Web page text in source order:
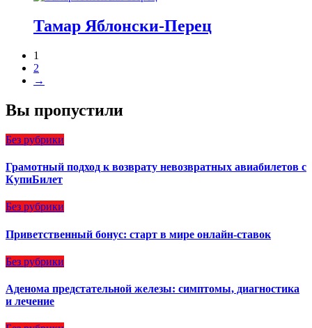
Тамар Яблонски-Перец
1
2
→
Вы пропустили
Без рубрики
Грамотный подход к возврату невозвратных авиабилетов с
КупиБилет
Без рубрики
Приветственный бонус: старт в мире онлайн-ставок
Без рубрики
Аденома предстательной железы: симптомы, диагностика
и лечение